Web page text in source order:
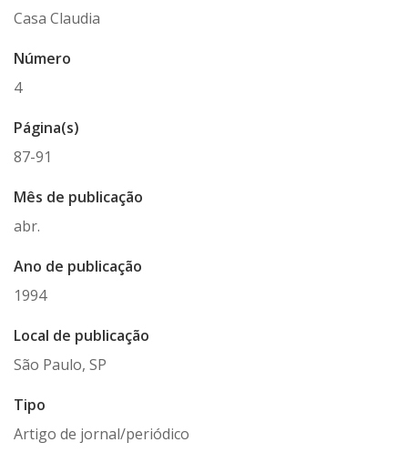
Casa Claudia
Número
4
Página(s)
87-91
Mês de publicação
abr.
Ano de publicação
1994
Local de publicação
São Paulo, SP
Tipo
Artigo de jornal/periódico